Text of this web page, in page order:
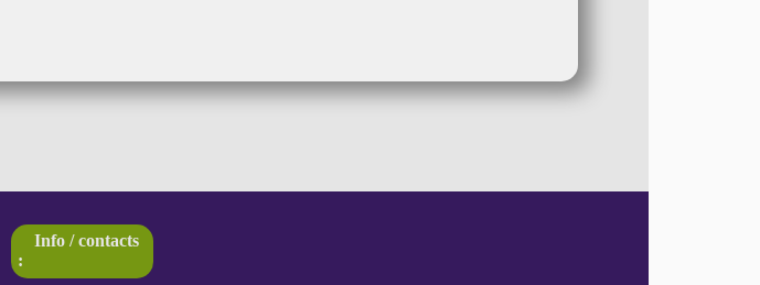
Info / contacts
: